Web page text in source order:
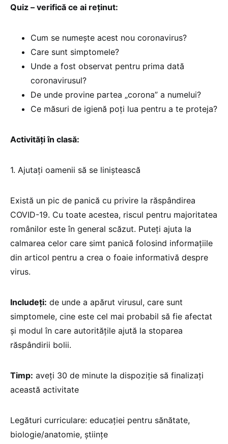
Quiz – verifică ce ai reținut:
Cum se numește acest nou coronavirus?
Care sunt simptomele?
Unde a fost observat pentru prima dată
coronavirusul?
De unde provine partea „corona” a numelui?
Ce măsuri de igienă poți lua pentru a te proteja?
Activități în clasă:
1. Ajutați oamenii să se liniștească
Există un pic de panică cu privire la răspândirea
COVID-19. Cu toate acestea, riscul pentru majoritatea
românilor este în general scăzut. Puteți ajuta la
calmarea celor care simt panică folosind informațiile
din articol pentru a crea o foaie informativă despre
virus.
Includeți: de unde a apărut virusul, care sunt
simptomele, cine este cel mai probabil să fie afectat
și modul în care autoritățile ajută la stoparea
răspândirii bolii.
Timp: aveți 30 de minute la dispoziție să finalizați
această activitate
Legături curriculare: educației pentru sănătate,
biologie/anatomie, științe